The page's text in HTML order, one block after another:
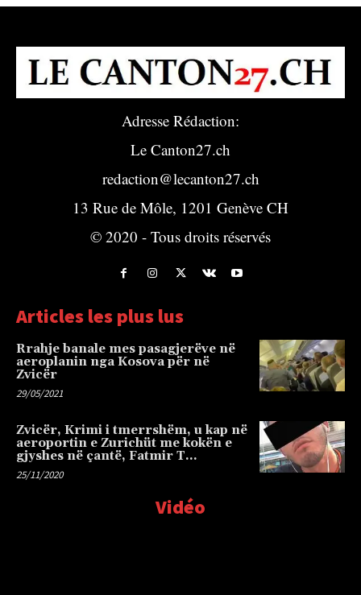
Adresse Rédaction:
Le Canton27.ch
redaction@lecanton27.ch
13 Rue de Môle, 1201 Genève CH
© 2020 - Tous droits réservés
Articles les plus lus
Rrahje banale mes pasagjerëve në
aeroplanin nga Kosova për në
Zvicër
29/05/2021
Zvicër, Krimi i tmerrshëm, u kap në
aeroportin e Zurichüt me kokën e
gjyshes në çantë, Fatmir T…
25/11/2020
Vidéo